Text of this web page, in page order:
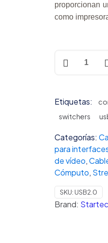
proporcionan
como
Cable
USB
2.0
de
3m
Macho
a
B
Macho
cantidad
Etiquetas:
switchers
Categorías:
para
de vídeo,
Cómputo,
SKU: USB2.0
Brand: